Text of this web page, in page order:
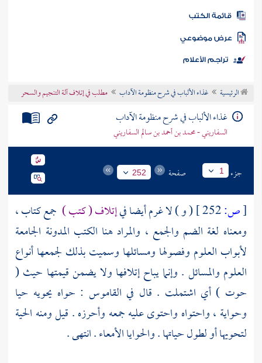
المكتبة
الكتب
موضوعي
تراجم الأعلام
الرئيسية غذاء الألباب في شرح منظومة الآداب مطلب في إتلاف آلة التنجيم والسحر
غذاء الألباب في شرح منظومة الآداب
السفاريني - محمد بن أحمد بن سالم السفاريني
جزء 1 صفحة 252
[ص: ( و ) لا غرم أيضا فيإتلاف ( كتب ) جمع كتاب ،
ومعناه لغة الضم والجمع ، والمراد هنا الكتب المدونة الجامعة
لأبواب العلوم وفصولها ومسائلها وسميت بذلك لجمعها أنواع
العلوم والمسائل . وإنما يباح إتلافها ولا يضمن قيمتها حيث (
حوت ) أي اشتملت . قال في القاموس : حواه يحويه حيا
وحواية ، واحتواه واحتوى عليه جمعه وأحرزه . قيل ومنه الحية
لتحويها أو لطول حياتها . والحوايا الأمعاء . انتهى .